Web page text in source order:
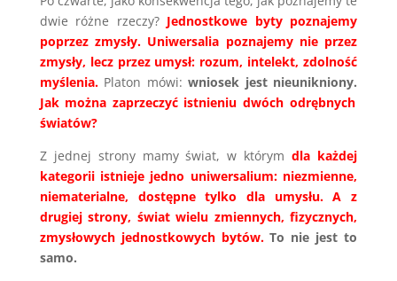
dwie różne rzeczy? Jednostkowe byty poznajemy
poprzez zmysły. Uniwersalia poznajemy nie przez
zmysły, lecz przez umysł: rozum, intelekt, zdolność
myślenia. Platon mówi:wniosek jest nieunikniony.
Jak można zaprzeczyć istnieniu dwóch odrębnych
światów?
Z jednej strony mamy świat, w którymdla każdej
kategorii istnieje jedno uniwersalium: niezmienne,
niematerialne, dostępne tylko dla umysłu. A z
drugiej strony, świat wielu zmiennych, fizycznych,
zmysłowych jednostkowych bytów.To nie jest to
samo.